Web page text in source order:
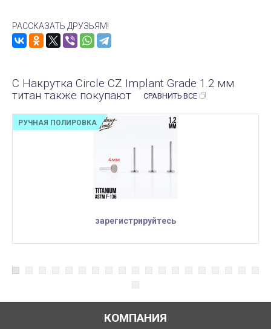
РАССКАЗАТЬ ДРУЗЬЯМ!
С Накрутка Circle CZ Implant Grade 1.2 мм
титан также покупают
СРАВНИТЬ ВСЕ
зарегистрируйтесь
РУЧНАЯ ПОЛИРОВКА
КОМПАНИЯ